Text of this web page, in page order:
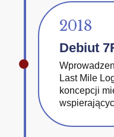
2018
Debiut
Last Mile
koncepcji